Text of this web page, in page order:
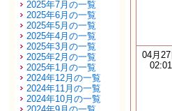
2025年7月の一覧
2025年6月の一覧
2025年5月の一覧
2025年4月の一覧
2025年3月の一覧
2025年2月の一覧
2025年1月の一覧
2024年12月の一覧
2024年11月の一覧
2024年10月の一覧
04月27
02:01